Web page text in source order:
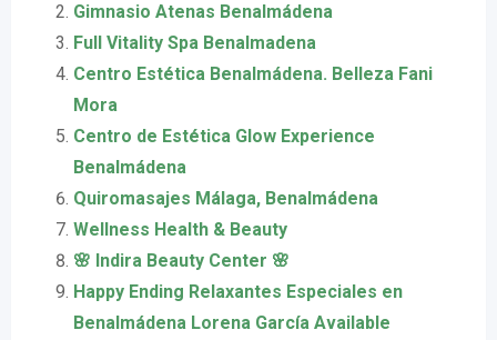
Gimnasio Atenas Benalmádena
Full Vitality Spa Benalmadena
Centro Estética Benalmádena. Belleza Fani
Mora
Centro de Estética Glow Experience
Benalmádena
Quiromasajes Málaga, Benalmádena
Wellness Health & Beauty
🌸 Indira Beauty Center 🌸
Happy Ending Relaxantes Especiales en
Benalmádena Lorena García Available